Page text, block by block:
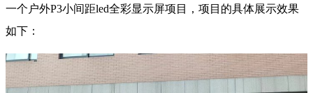
一个户外P3小间距led全彩显示屏项目，项目的具体展示效果
如下：